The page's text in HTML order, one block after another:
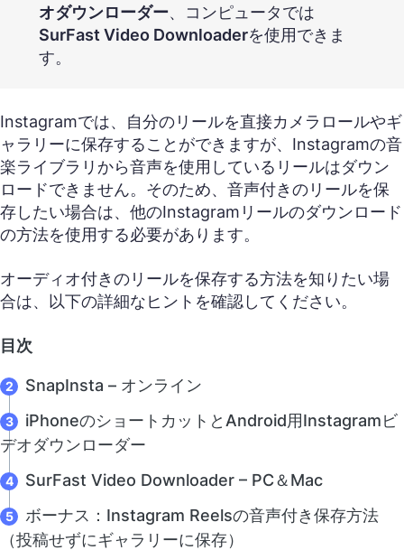
オダウンローダー、コンピュータでは
SurFast Video Downloaderを使用できま
す。
Instagramでは、自分のリールを直接カメラロールやギ
ャラリーに保存することができますが、Instagramの音
楽ライブラリから音声を使用しているリールはダウン
ロードできません。そのため、音声付きのリールを保
存したい場合は、他のInstagramリールのダウンロード
の方法を使用する必要があります。
オーディオ付きのリールを保存する方法を知りたい場
合は、以下の詳細なヒントを確認してください。
目次
SnapInsta – オンライン
iPhoneのショートカットとAndroid用Instagramビ
デオダウンローダー
SurFast Video Downloader – PC＆Mac
ボーナス：Instagram Reelsの音声付き保存方法
（投稿せずにギャラリーに保存）